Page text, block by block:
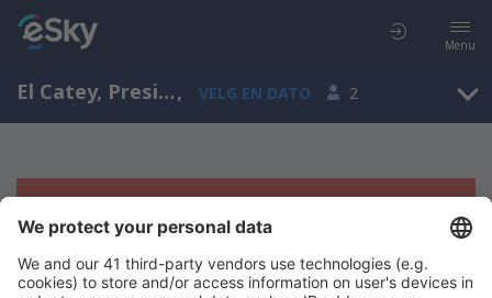
Menu
El Catey, Presidente Juan Bosch, Samaná, Den dominikanske republikk (AZS), VELG EN DATO 2
Beklager, søket ga ingen resultater